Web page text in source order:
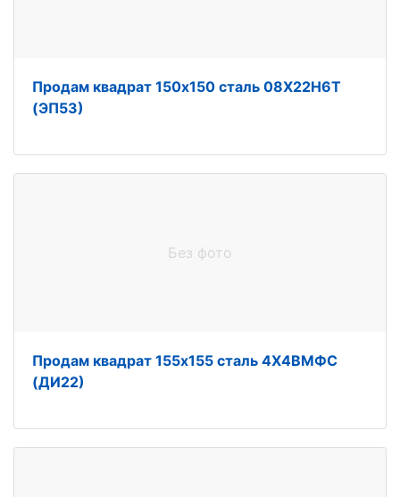
Продам квадрат 150х150 сталь 08Х22Н6Т
(ЭП53)
Без фото
Продам квадрат 155х155 сталь 4Х4ВМФС
(ДИ22)